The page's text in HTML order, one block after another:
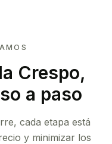
Crespo,
a paso
cada etapa está
y minimizar los